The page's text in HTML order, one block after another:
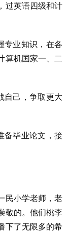
过英语四级和计
专业知识，在各
算机国家一、二
自己，争取更大
备毕业论文，接
民小学老师，老
敬的。他们桃李
下了无限多的希